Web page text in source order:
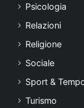
Psicologia
Relazioni
Religione
Sociale
Sport &
Turismo